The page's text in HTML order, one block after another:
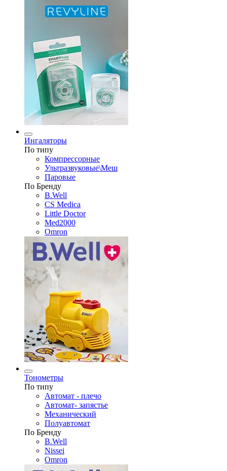
Ингаляторы
По типу
Компрессорные
Ультразвуковые\Меш
Паровые
По Бренду
B.Well
CS Medica
Little Doctor
Med2000
Omron
Тонометры
По типу
Автомат - плечо
Автомат- запястье
Механический
Полуавтомат
По Бренду
B.Well
Nissei
Omron